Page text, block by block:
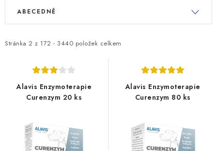
V
i
Stránka 2 z 172 - 3440 položek celkem
Ř
e
ABECEDNĚ
Alavis Enzymoterapie
Curenzym 20 ks
Alavis Enzymoterapie
Curenzym 80 ks